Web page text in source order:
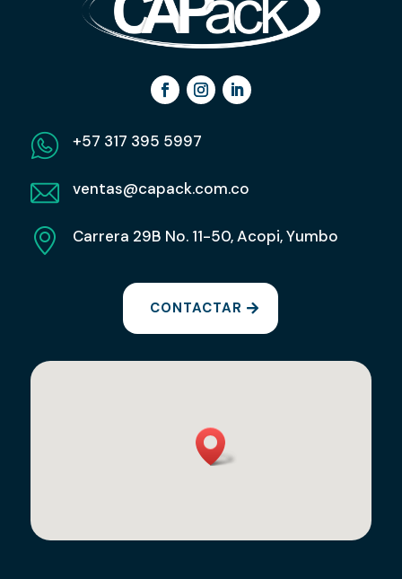
+57 317 395 5997
ventas@capack.com.co
Carrera 29B No. 11-50, Acopi, Yumbo
CONTACTAR